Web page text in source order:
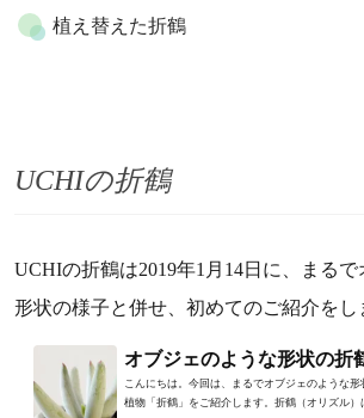
植え替えた折鶴
UCHIの折鶴
UCHIの折鶴は2019年1月14日に、まる
形状の様子と併せ、初めてのご紹介をし
オブジェのような形状の折
こんにちは。今回は、まるでオブジェのような
植物「折鶴」をご紹介します。折鶴（オリズル）